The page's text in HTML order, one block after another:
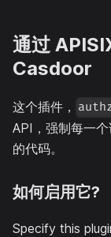
通过
Casdoor
这个插件，
API，强制每一
的代码。
如何启用它?
Specify this